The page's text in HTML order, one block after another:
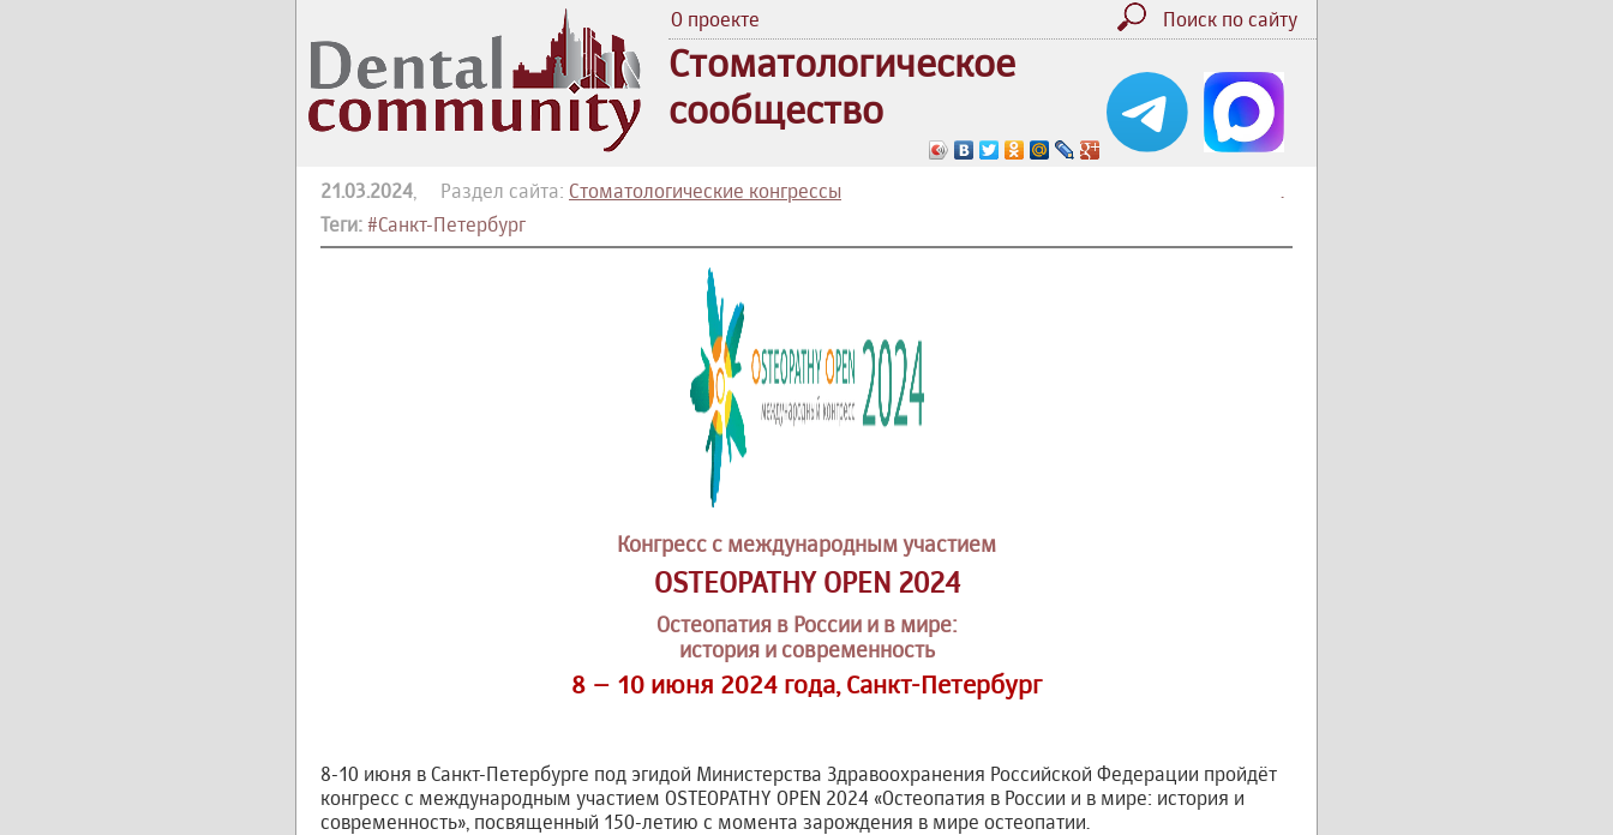
О проекте Поиск по сайту
Стоматологическое
сообщество
.
21.03.2024, Раздел сайта: Стоматологические конгрессы
Теги: #Санкт-Петербург
Конгресс с международным участием
OSTEOPATHY OPEN 2024
Остеопатия в России и в мире:
история и современность
8 – 10 июня 2024 года, Санкт-Петербург
8-10 июня в Санкт-Петербурге под эгидой Министерства Здравоохранения Российской Федерации пройдёт
конгресс с международным участием OSTEOPATHY OPEN 2024 «Остеопатия в России и в мире: история и
современность», посвященный 150-летию с момента зарождения в мире остеопатии.